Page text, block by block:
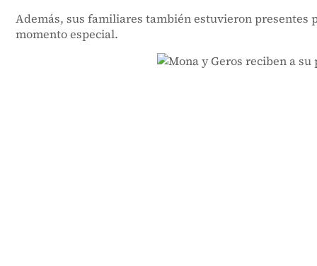
Además, sus familiares también estuvieron presentes
momento especial.